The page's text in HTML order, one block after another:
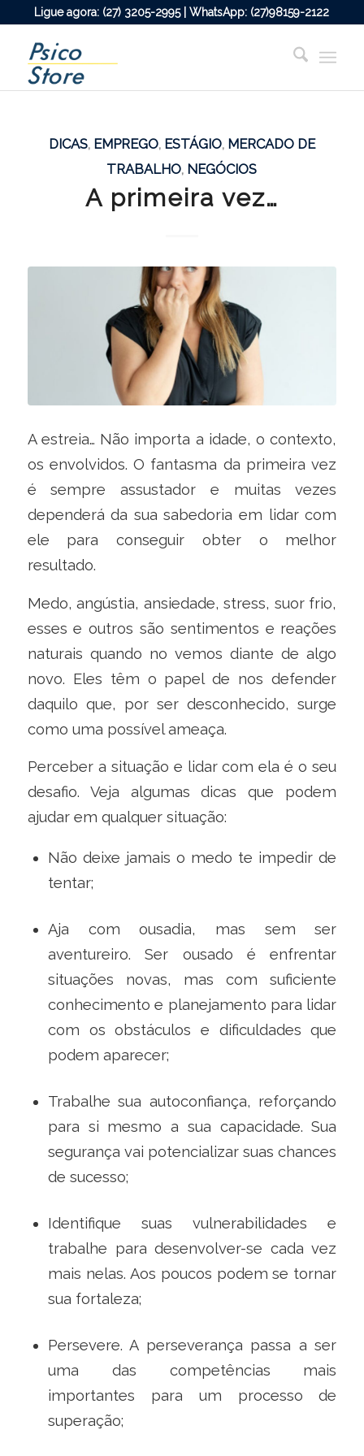
Ligue agora: (27) 3205-2995 | WhatsApp: (27)98159-2122
DICAS, EMPREGO, ESTÁGIO, MERCADO DE
TRABALHO, NEGÓCIOS
A primeira vez…
A estreia… Não importa a idade, o contexto,
os envolvidos. O fantasma da primeira vez
é sempre assustador e muitas vezes
dependerá da sua sabedoria em lidar com
ele para conseguir obter o melhor
resultado.
Medo, angústia, ansiedade, stress, suor frio,
esses e outros são sentimentos e reações
naturais quando no vemos diante de algo
novo. Eles têm o papel de nos defender
daquilo que, por ser desconhecido, surge
como uma possível ameaça.
Perceber a situação e lidar com ela é o seu
desafio. Veja algumas dicas que podem
ajudar em qualquer situação:
Não deixe jamais o medo te impedir de
tentar;
Aja com ousadia, mas sem ser
aventureiro. Ser ousado é enfrentar
situações novas, mas com suficiente
conhecimento e planejamento para lidar
com os obstáculos e dificuldades que
podem aparecer;
Trabalhe sua autoconfiança, reforçando
para si mesmo a sua capacidade. Sua
segurança vai potencializar suas chances
de sucesso;
Identifique suas vulnerabilidades e
trabalhe para desenvolver-se cada vez
mais nelas. Aos poucos podem se tornar
sua fortaleza;
Persevere. A perseverança passa a ser
uma das competências mais
importantes para um processo de
superação;